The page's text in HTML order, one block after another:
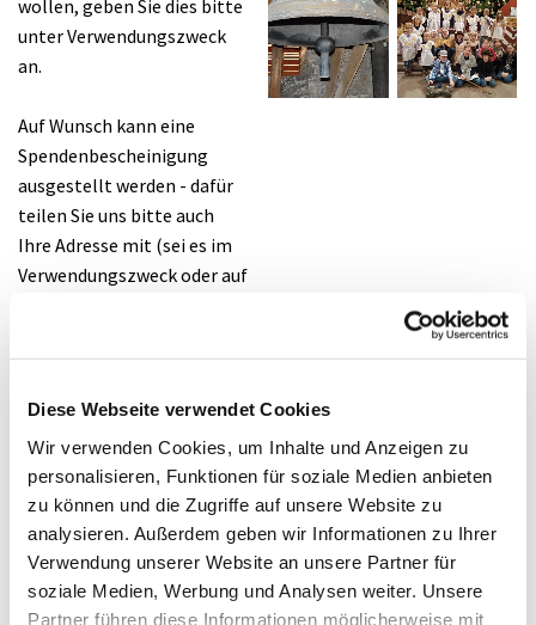
Diese Webseite verwendet Cookies
Wir verwenden Cookies, um Inhalte und Anzeigen zu
personalisieren, Funktionen für soziale Medien anbieten
zu können und die Zugriffe auf unsere Website zu
analysieren. Außerdem geben wir Informationen zu Ihrer
Verwendung unserer Website an unsere Partner für
soziale Medien, Werbung und Analysen weiter. Unsere
Partner führen diese Informationen möglicherweise mit
wollen, geben Sie dies bitte
unter Verwendungszweck
an.
Auf Wunsch kann eine
Spendenbescheinigung
ausgestellt werden - dafür
teilen Sie uns bitte auch
Ihre Adresse mit (sei es im
Verwendungszweck oder auf
Spendenkonto:
IBAN DE29 4785 3520 0026
0012 06
BIC: WELADED1WDB
Kreisparkasse Halle-
Wiedenbrück
Verwendungszweck